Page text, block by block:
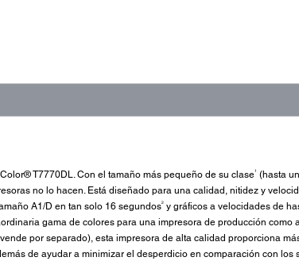
T7770DL. Con el tamaño más pequeño de su clase1
(hasta
no lo hacen. Está diseñado para una calidad, nitidez y
A1/D en tan solo 16 segundos2y gráficos a velocidades de
gama de colores para una impresora de producción como
por separado), esta impresora de alta calidad proporciona
de ayudar a minimizar el desperdicio en comparación con los